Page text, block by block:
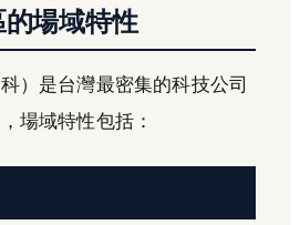
場域特性
）是台灣最密集的科技公司
場域特性包括：